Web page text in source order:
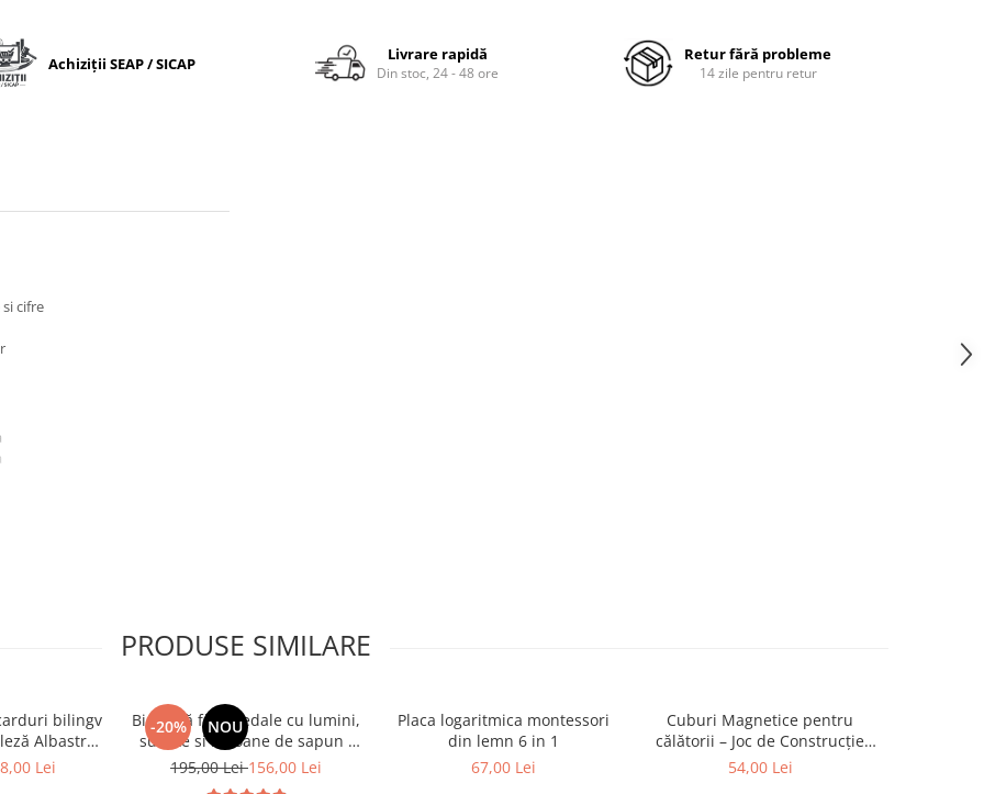
Achiziții SEAP / SICAP Livrare rapidă
Din stoc, 24 - 48 ore
Retur fără probleme
14 zile pentru retur
cifre
PRODUSE SIMILARE
bilingv
Albastru
cuvinte)
Lei
-20% NOU
Bicicletă fără pedale cu lumini,
sunete si baloane de sapun -
roz
195,00 Lei156,00 Lei
Placa logaritmica montessori
din lemn 6 in 1
67,00 Lei
Cuburi Magnetice pentru
călătorii – Joc de Construcție
STEM, 3 ani+
54,00 Lei